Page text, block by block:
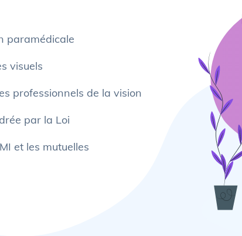
paramédicale
visuels
professionnels de la vision
par la Loi
et les mutuelles